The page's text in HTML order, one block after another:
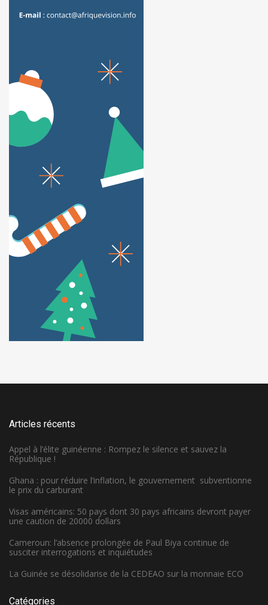
Articles récents
Appel à l’élite guinéenne : Rompez le silence et sauvez la
République !
Ghana : pour réduire l’inflation, le gouvernement subventionne
le prix du carburant
Visas américains: 50 pays dont 30 pays africains devront payer
une caution de 20000 dollars
Cameroun: l’absence prolongée de Paul Biya continue de
susciter interrogations et inquiétudes
La Guinée se désolidarise de la CEDEAO sur la monnaie ECO
Catégories